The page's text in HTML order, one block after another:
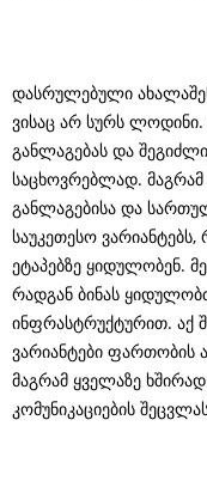
დასრულებული
ვისაც არ სურს
განლაგებას და
საცხოვრებლად.
განლაგებისა და
საუკეთესო
ეტაპებზე ყიდულობენ.
რადგან ბინას
ინფრასტრუქტურით. აქ
ვარიანტები ფართობის
მაგრამ ყველაზე
კომუნიკაციების